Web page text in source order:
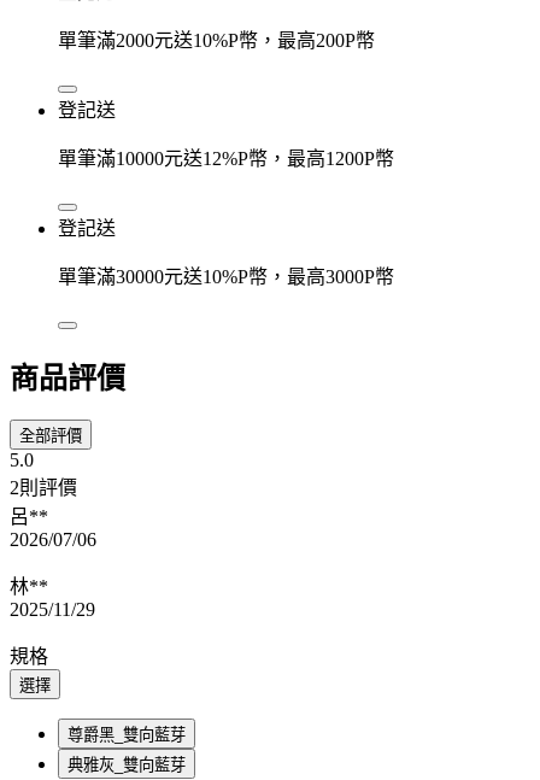
單筆滿2000元送10%P幣，最高200P幣
登記送
單筆滿10000元送12%P幣，最高1200P幣
登記送
單筆滿30000元送10%P幣，最高3000P幣
商品評價
全部評價
5.0
2則評價
呂**
2026/07/06
林**
2025/11/29
規格
選擇
尊爵黑_雙向藍芽
典雅灰_雙向藍芽